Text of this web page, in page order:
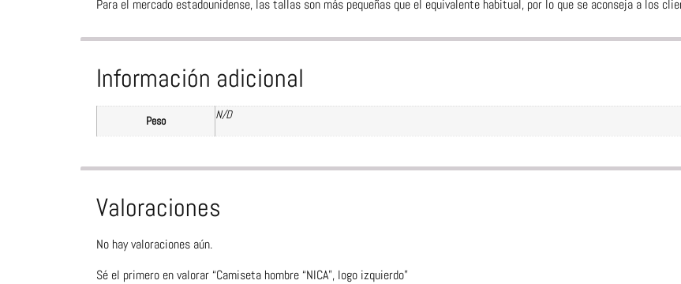
Para el mercado estadounidense, las tallas son más pequeñas que el equivalente habitual, por lo que se aconseja a los
Información adicional
Peso N/D
Valoraciones
No hay valoraciones aún.
Sé el primero en valorar “Camiseta hombre “NICA”, logo izquierdo”